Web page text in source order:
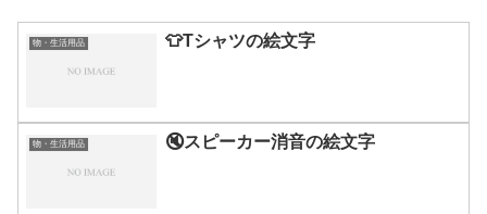
物・生活用品 👕Tシャツの絵文字
物・生活用品 🔇スピーカー消音の絵文字